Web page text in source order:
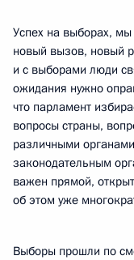
Успех на выборах,
новый вызов, новый
и с выборами люди
ожидания нужно
что парламент
вопросы страны,
различными
законодательным
важен прямой,
об этом уже
Выборы прошли по